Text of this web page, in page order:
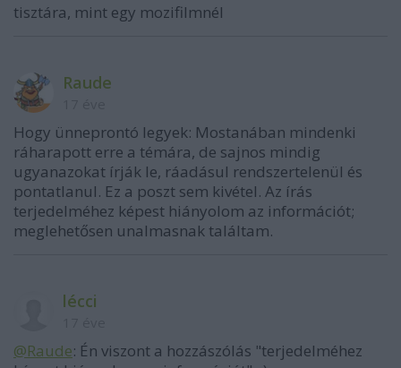
tisztára, mint egy mozifilmnél
Raude
Hogy ünneprontó legyek: Mostanában mindenki
ráharapott erre a témára, de sajnos mindig
ugyanazokat írják le, ráadásul rendszertelenül és
pontatlanul. Ez a poszt sem kivétel. Az írás
terjedelméhez képest hiányolom az információt;
meglehetősen unalmasnak találtam.
lécci
@Raude: Én viszont a hozzászólás "terjedelméhez